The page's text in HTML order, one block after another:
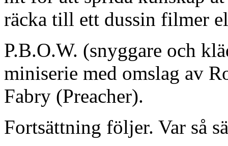
räcka till ett dussin filmer
P.B.O.W. (snyggare och
miniserie med omslag av
Fabry (Preacher).
Fortsättning följer. Var så